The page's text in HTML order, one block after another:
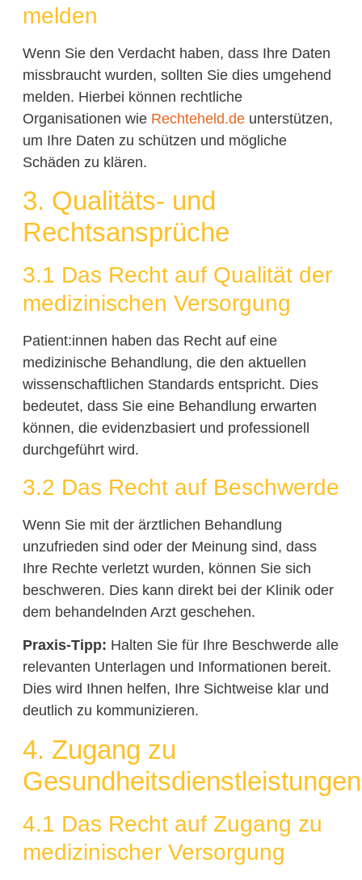
melden
Wenn Sie den Verdacht haben, dass Ihre Daten
missbraucht wurden, sollten Sie dies umgehend
melden. Hierbei können rechtliche
Organisationen wie Rechteheld.deunterstützen,
um Ihre Daten zu schützen und mögliche
Schäden zu klären.
3. Qualitäts- und
Rechtsansprüche
3.1 Das Recht auf Qualität der
medizinischen Versorgung
Patient:innen haben das Recht auf eine
medizinische Behandlung, die den aktuellen
wissenschaftlichen Standards entspricht. Dies
bedeutet, dass Sie eine Behandlung erwarten
können, die evidenzbasiert und professionell
durchgeführt wird.
3.2 Das Recht auf Beschwerde
Wenn Sie mit der ärztlichen Behandlung
unzufrieden sind oder der Meinung sind, dass
Ihre Rechte verletzt wurden, können Sie sich
beschweren. Dies kann direkt bei der Klinik oder
dem behandelnden Arzt geschehen.
Praxis-Tipp: Halten Sie für Ihre Beschwerde alle
relevanten Unterlagen und Informationen bereit.
Dies wird Ihnen helfen, Ihre Sichtweise klar und
deutlich zu kommunizieren.
4. Zugang zu
Gesundheitsdienstleistungen
4.1 Das Recht auf Zugang zu
medizinischer Versorgung